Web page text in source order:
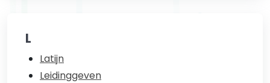
L
Latijn
Leidinggeven